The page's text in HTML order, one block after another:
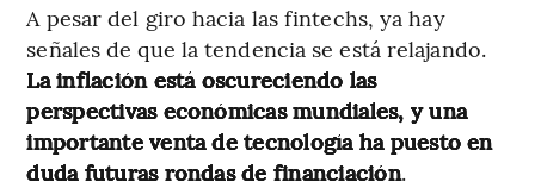
A pesar del giro hacia las fintechs, ya hay
señales de que la tendencia se está relajando.
La inflación está oscureciendo las
perspectivas económicas mundiales, y una
importante venta de tecnología ha puesto en
duda futuras rondas de financiación.